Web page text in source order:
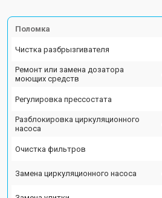
Поломка
Чистка разбрызгивателя
Ремонт или замена дозатора
моющих средств
Регулировка прессостата
Разблокировка циркуляционного
насоса
Очистка фильтров
Замена циркуляционного насоса